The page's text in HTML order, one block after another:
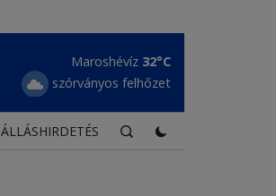
Borszék 29°C
erős felhőzet
ÁLLÁSHIRDETÉS